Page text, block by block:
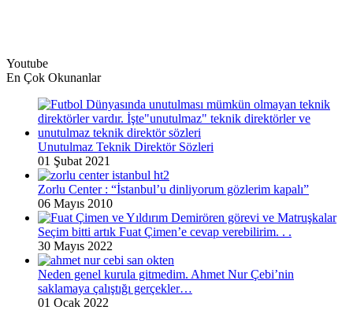
Youtube
En Çok Okunanlar
Unutulmaz Teknik Direktör Sözleri
01 Şubat 2021
Zorlu Center : “İstanbul’u dinliyorum gözlerim kapalı”
06 Mayıs 2010
Seçim bitti artık Fuat Çimen’e cevap verebilirim. . .
30 Mayıs 2022
Neden genel kurula gitmedim. Ahmet Nur Çebi’nin
saklamaya çalıştığı gerçekler…
01 Ocak 2022